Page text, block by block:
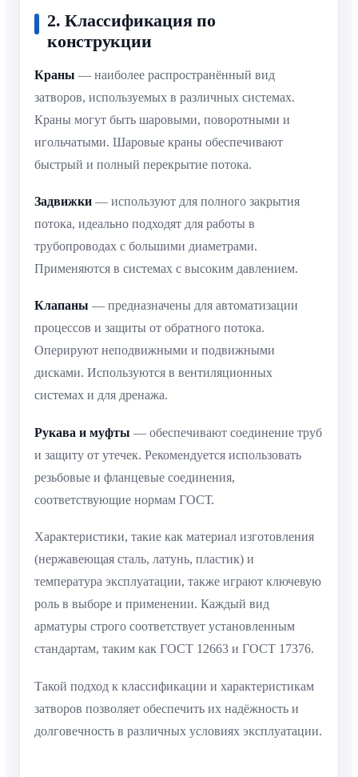
2. Классификация по
конструкции
Краны — наиболее распространённый вид
затворов, используемых в различных системах.
Краны могут быть шаровыми, поворотными и
игольчатыми. Шаровые краны обеспечивают
быстрый и полный перекрытие потока.
Задвижки — используют для полного закрытия
потока, идеально подходят для работы в
трубопроводах с большими диаметрами.
Применяются в системах с высоким давлением.
Клапаны — предназначены для автоматизации
процессов и защиты от обратного потока.
Оперируют неподвижными и подвижными
дисками. Используются в вентиляционных
системах и для дренажа.
Рукава и муфты — обеспечивают соединение труб
и защиту от утечек. Рекомендуется использовать
резьбовые и фланцевые соединения,
соответствующие нормам ГОСТ.
Характеристики, такие как материал изготовления
(нержавеющая сталь, латунь, пластик) и
температура эксплуатации, также играют ключевую
роль в выборе и применении. Каждый вид
арматуры строго соответствует установленным
стандартам, таким как ГОСТ 12663 и ГОСТ 17376.
Такой подход к классификации и характеристикам
затворов позволяет обеспечить их надёжность и
долговечность в различных условиях эксплуатации.